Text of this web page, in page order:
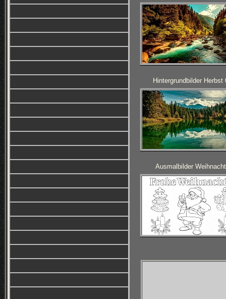
Hintergrundbilder Herbst
Ausmalbilder